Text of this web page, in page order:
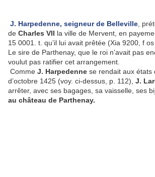
J. Harpedenne, seigneur de Belleville ,
de Charles VII la ville de Mervent, en
15 0001. t. qu’il lui avait prêtée (Xia 9200, f os
Le sire de Parthenay, que le roi n’avait pas
voulut pas ratifier cet arrangement.
Comme J. Harpedenne se rendait aux états
d’octobre 1425 (voy. ci-dessus, p. 112), J.
arrêter, avec ses bagages, sa vaisselle, ses
au château de Parthenay.